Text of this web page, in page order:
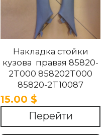
Накладка стойки
кузова правая 85820-
2T000 858202T000
85820-2T10087
858202T10087 85820-
2T100UP
858202T100UP Kia
Optima 2010 -2015
15.00 $
Перейти